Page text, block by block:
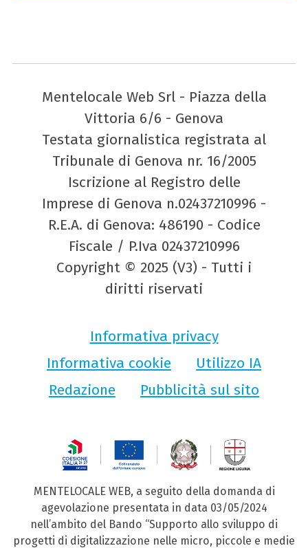
Mentelocale Web Srl - Piazza della
Vittoria 6/6 - Genova
Testata giornalistica registrata al
Tribunale di Genova nr. 16/2005
Iscrizione al Registro delle
Imprese di Genova n.02437210996 -
R.E.A. di Genova: 486190 - Codice
Fiscale / P.Iva 02437210996
Copyright © 2025 (V3) - Tutti i
diritti riservati
Informativa privacy
Informativa cookie
Utilizzo IA
Redazione
Pubblicità sul sito
MENTELOCALE WEB, a seguito della domanda di
agevolazione presentata in data 03/05/2024
nell’ambito del Bando “Supporto allo sviluppo di
progetti di digitalizzazione nelle micro, piccole e medie